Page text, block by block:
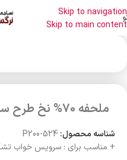
Skip to navigation
Skip to main content
ملحفه 70% نخ طرح سنتی عرض 2 کد 524
شناسه محصول:P200-524
+ مناسب برای : سرویس خواب